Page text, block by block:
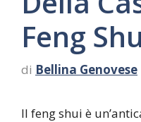
Feng
di Bellina Genovese
Il feng shui è